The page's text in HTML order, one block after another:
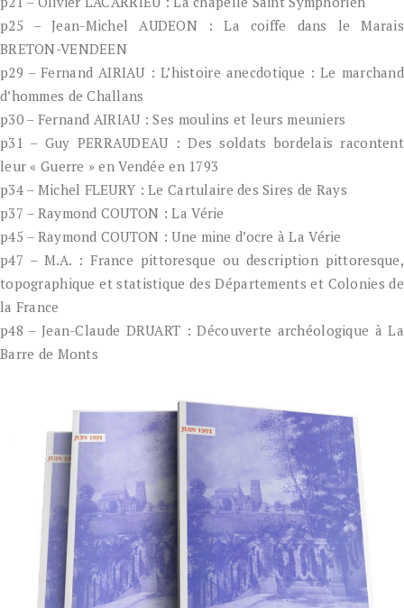
p25 – Jean-Michel AUDEON : La coiffe dans le Marais
BRETON-VENDEEN
p29 – Fernand AIRIAU : L’histoire anecdotique : Le marchand
d’hommes de Challans
p30 – Fernand AIRIAU : Ses moulins et leurs meuniers
p31 – Guy PERRAUDEAU : Des soldats bordelais racontent
leur « Guerre » en Vendée en 1793
p34 – Michel FLEURY : Le Cartulaire des Sires de Rays
p37 – Raymond COUTON : La Vérie
p45 – Raymond COUTON : Une mine d’ocre à La Vérie
p47 – M.A. : France pittoresque ou description pittoresque,
topographique et statistique des Départements et Colonies de
la France
p48 – Jean-Claude DRUART : Découverte archéologique à La
Barre de Monts